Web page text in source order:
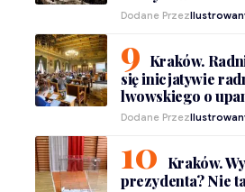
Dodane Przez
Kraków.
się inicjatywie
lwowskiego o
Dodane Przez
Kraków.
prezydenta? Nie